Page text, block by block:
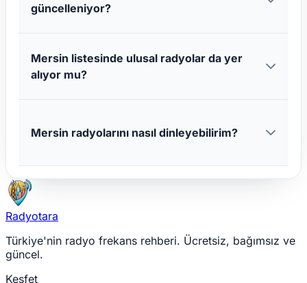
güncelleniyor?
Mersin listesinde ulusal radyolar da yer
alıyor mu?
Mersin radyolarını nasıl dinleyebilirim?
Radyotara
Türkiye'nin radyo frekans rehberi. Ücretsiz, bağımsız ve
güncel.
Keşfet